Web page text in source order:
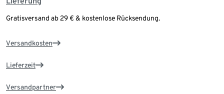
Gratisversand ab 29 € & kostenlose Rücksendung.
Versandkosten
Lieferzeit
Versandpartner